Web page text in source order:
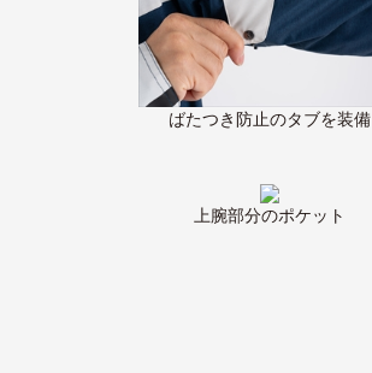
ばたつき防止のタブを装備
上腕部分のポケット